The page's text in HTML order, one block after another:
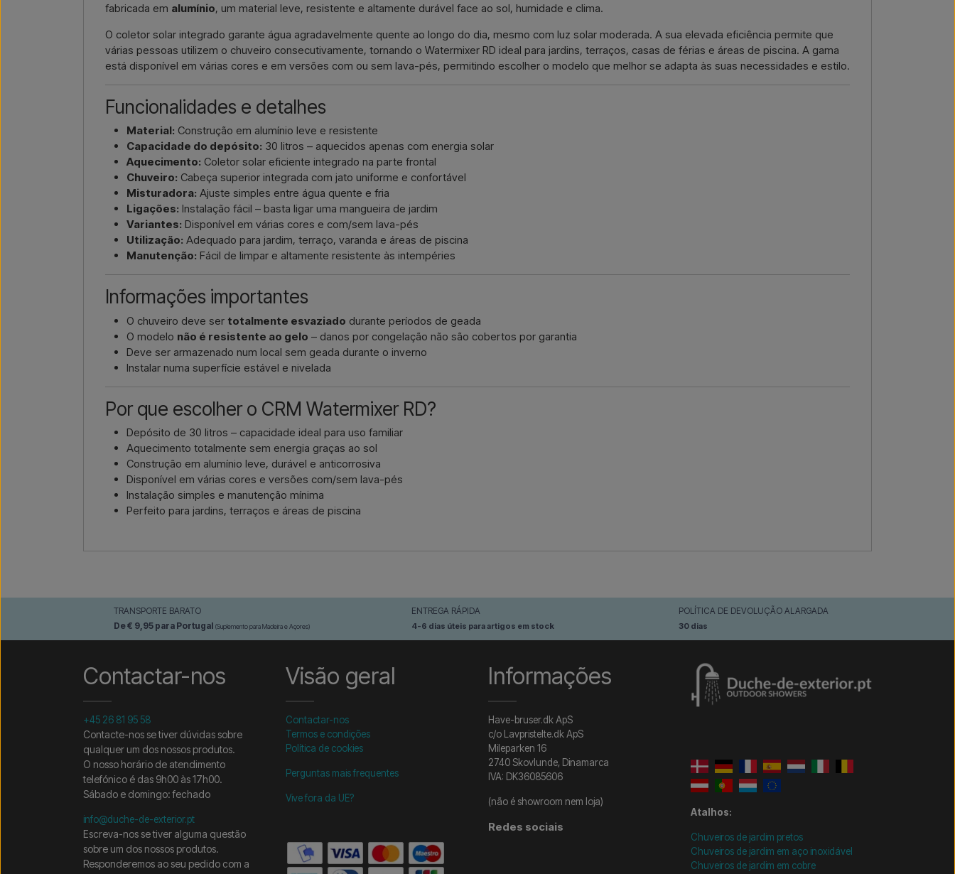
fabricada em alumínio, um material leve, resistente e altamente durável face ao sol, humidade e clima.
O coletor solar integrado garante água agradavelmente quente ao longo do dia, mesmo com luz solar moderada. A sua elevada eficiência permite que
várias pessoas utilizem o chuveiro consecutivamente, tornando o Watermixer RD ideal para jardins, terraços, casas de férias e áreas de piscina. A gama
está disponível em várias cores e em versões com ou sem lava-pés, permitindo escolher o modelo que melhor se adapta às suas necessidades e estilo.
Funcionalidades e detalhes
Material: Construção em alumínio leve e resistente
Capacidade do depósito: 30 litros – aquecidos apenas com energia solar
Aquecimento: Coletor solar eficiente integrado na parte frontal
Chuveiro: Cabeça superior integrada com jato uniforme e confortável
Misturadora: Ajuste simples entre água quente e fria
Ligações: Instalação fácil – basta ligar uma mangueira de jardim
Variantes: Disponível em várias cores e com/sem lava-pés
Utilização: Adequado para jardim, terraço, varanda e áreas de piscina
Manutenção: Fácil de limpar e altamente resistente às intempéries
Informações importantes
O chuveiro deve ser totalmente esvaziado durante períodos de geada
O modelo não é resistente ao gelo – danos por congelação não são cobertos por garantia
Deve ser armazenado num local sem geada durante o inverno
Instalar numa superfície estável e nivelada
Por que escolher o CRM Watermixer RD?
Depósito de 30 litros – capacidade ideal para uso familiar
Aquecimento totalmente sem energia graças ao sol
Construção em alumínio leve, durável e anticorrosiva
Disponível em várias cores e versões com/sem lava-pés
Instalação simples e manutenção mínima
Perfeito para jardins, terraços e áreas de piscina
TRANSPORTE BARATO
De € 9,95 para Portugal (Suplemento para Madeira e Açores)
ENTREGA RÁPIDA
4-6 dias úteis para artigos em stock
POLÍTICA DE DEVOLUÇÃO ALARGADA
30 dias
Contactar-nos
+45 26 81 95 58
Contacte-nos se tiver dúvidas sobre
qualquer um dos nossos produtos.
O nosso horário de atendimento
telefónico é das 9h00 às 17h00.
Sábado e domingo: fechado
info@duche-de-exterior.pt
Escreva-nos se tiver alguma questão
sobre um dos nossos produtos.
Responderemos ao seu pedido com a
Visão geral
Contactar-nos
Termos e condições
Política de cookies
Perguntas mais frequentes
Vive fora da UE?
Informações
Have-bruser.dk ApS
c/o Lavpristelte.dk ApS
Mileparken 16
2740 Skovlunde, Dinamarca
IVA: DK36085606
(não é showroom nem loja)
Redes sociais
Atalhos:
Chuveiros de jardim pretos
Chuveiros de jardim em aço inoxidável
Chuveiros de jardim em cobre